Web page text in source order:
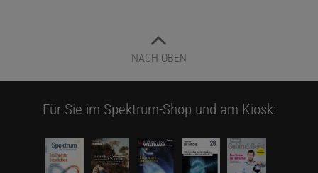
NACH OBEN
Für Sie im Spektrum-Shop und am Kiosk: